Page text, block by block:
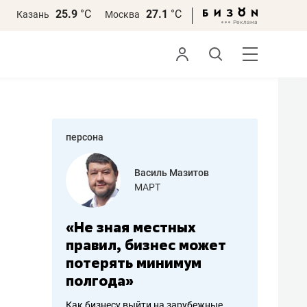
Казань 25.9 °С Москва 27.1 °С
персона
Василь Мазитов
МАРТ
«Не зная местных
правил, бизнес может
потерять минимум
полгода»